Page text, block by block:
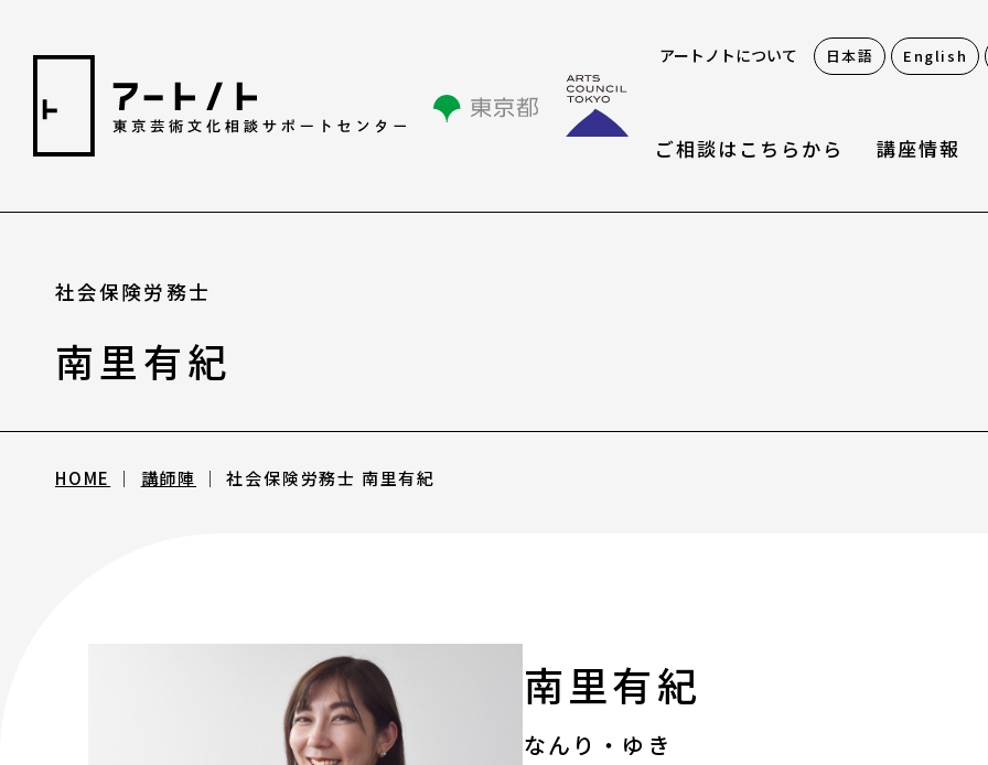
アートノトについて 日本語 English
ご相談はこちらから 講座情報
相談情報
相談情報
専用フォーム
気になる講座を探す
講座ラインアップ
アワード・コンテスト
社会保険労務士
南里有紀
HOME 講師陣 社会保険労務士 南里有紀
南里有紀
なんり・ゆき